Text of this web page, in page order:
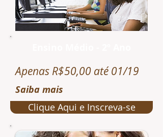
Apenas R$50,00 até 01/19
Saiba mais
Clique Aqui e Inscreva-se